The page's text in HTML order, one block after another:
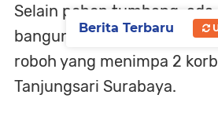
Selain pohon tumbang,
bangunan rusak. Satu di
roboh yang menimpa 2
Tanjungsari Surabaya.
Berita Terbaru